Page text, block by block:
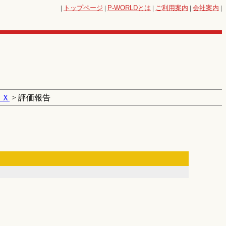
| トップページ | P-WORLDとは | ご利用案内 | 会社案内 |
> 評価報告